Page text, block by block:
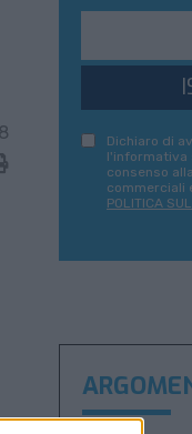
Dichiaro di
l'informativa
consenso
commerciali
POLITICA